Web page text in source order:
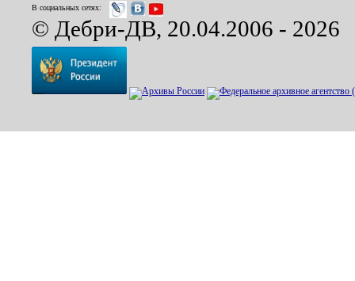
В социальных сетях:
© Дебри-ДВ, 20.04.2006 - 2026